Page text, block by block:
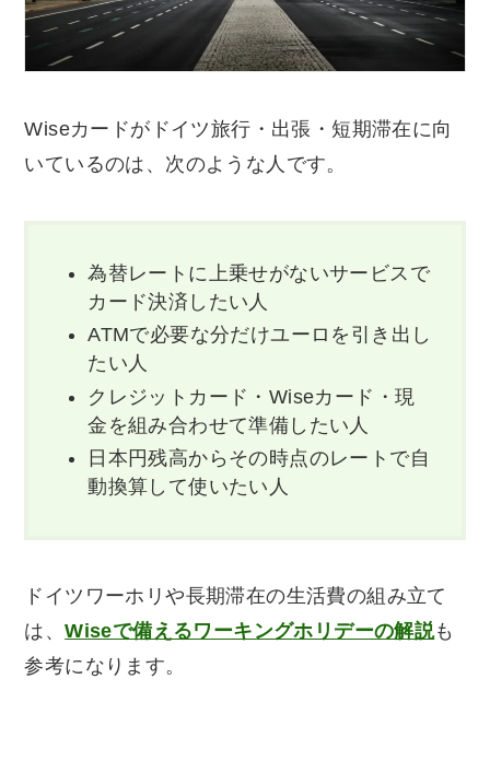
Wiseカードがドイツ旅行・出張・短期滞在に向
いているのは、次のような人です。
為替レートに上乗せがないサービスで
カード決済したい人
ATMで必要な分だけユーロを引き出し
たい人
クレジットカード・Wiseカード・現
金を組み合わせて準備したい人
日本円残高からその時点のレートで自
動換算して使いたい人
ドイツワーホリや長期滞在の生活費の組み立て
は、Wiseで備えるワーキングホリデーの解説も
参考になります。